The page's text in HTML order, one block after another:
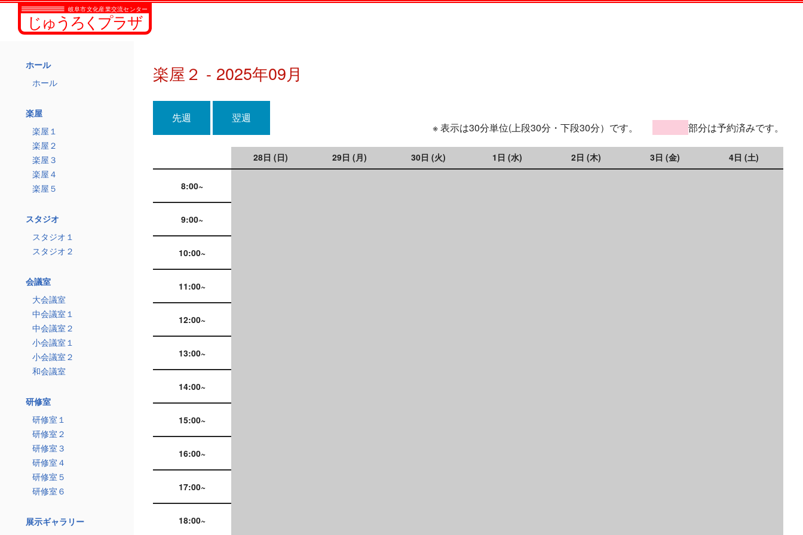
ホール
ホール
楽屋
楽屋１
楽屋２
楽屋３
楽屋４
楽屋５
スタジオ
スタジオ１
スタジオ２
会議室
大会議室
中会議室１
中会議室２
小会議室１
小会議室２
和会議室
研修室
研修室１
研修室２
研修室３
研修室４
研修室５
研修室６
展示ギャラリー
楽屋２ - 2025年09月
先週 翌週
※ 表示は30分単位(上段30分・下段30分）です。 部分は予約済みです。
28日 (日) 29日 (月) 30日 (火) 1日 (水) 2日 (木) 3日 (金) 4日 (土)
8:00~
9:00~
10:00~
11:00~
12:00~
13:00~
14:00~
15:00~
16:00~
17:00~
18:00~